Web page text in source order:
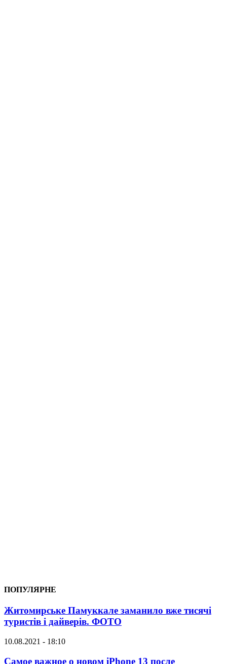
ПОПУЛЯРНЕ
Житомирське Памуккале заманило вже тисячі
туристів і дайверів. ФОТО
10.08.2021 - 18:10
Самое важное о новом iPhone 13 после